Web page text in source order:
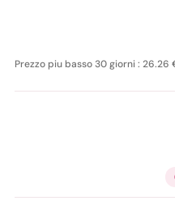
Prezzo piu basso 30 giorni : 26.26